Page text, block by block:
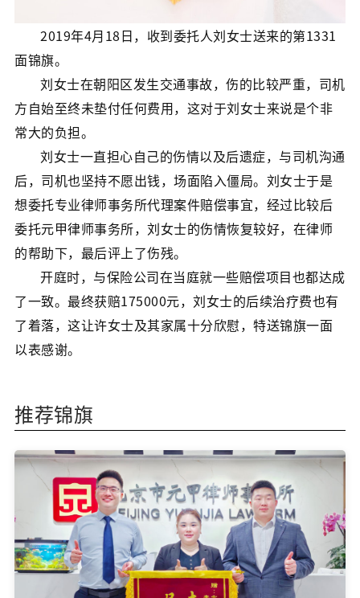
2019年4月18日，收到委托人刘女士送来的第1331
面锦旗。
刘女士在朝阳区发生交通事故，伤的比较严重，司机
方自始至终未垫付任何费用，这对于刘女士来说是个非
常大的负担。
刘女士一直担心自己的伤情以及后遗症，与司机沟通
后，司机也坚持不愿出钱，场面陷入僵局。刘女士于是
想委托专业律师事务所代理案件赔偿事宜，经过比较后
委托元甲律师事务所，刘女士的伤情恢复较好，在律师
的帮助下，最后评上了伤残。
开庭时，与保险公司在当庭就一些赔偿项目也都达成
了一致。最终获赔175000元，刘女士的后续治疗费也有
了着落，这让许女士及其家属十分欣慰，特送锦旗一面
以表感谢。
推荐锦旗